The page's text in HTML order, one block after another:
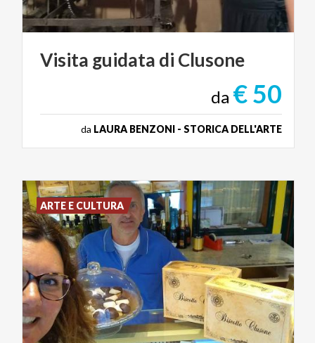
Visita guidata di Clusone
da € 50
da LAURA BENZONI - STORICA DELL'ARTE
ARTE E CULTURA